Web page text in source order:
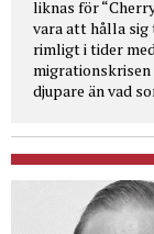
liknas för
vara att hålla sig
rimligt i tider
migrationskrisen
djupare än vad